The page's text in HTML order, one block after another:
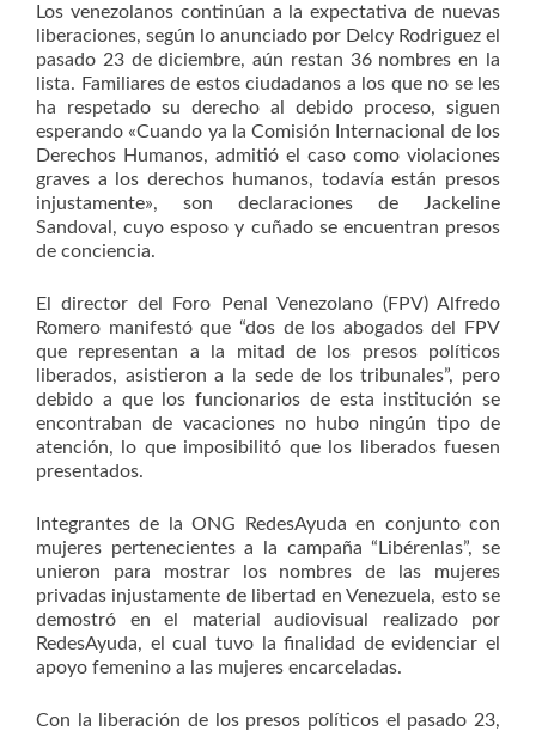
Los venezolanos continúan a la expectativa de nuevas
liberaciones, según lo anunciado por Delcy Rodriguez el
pasado 23 de diciembre, aún restan 36 nombres en la
lista. Familiares de estos ciudadanos a los que no se les
ha respetado su derecho al debido proceso, siguen
esperando «Cuando ya la Comisión Internacional de los
Derechos Humanos, admitió el caso como violaciones
graves a los derechos humanos, todavía están presos
injustamente», son declaraciones de Jackeline
Sandoval, cuyo esposo y cuñado se encuentran presos
de conciencia.
El director del Foro Penal Venezolano (FPV) Alfredo
Romero manifestó que “dos de los abogados del FPV
que representan a la mitad de los presos políticos
liberados, asistieron a la sede de los tribunales”, pero
debido a que los funcionarios de esta institución se
encontraban de vacaciones no hubo ningún tipo de
atención, lo que imposibilitó que los liberados fuesen
presentados.
Integrantes de la ONG RedesAyuda en conjunto con
mujeres pertenecientes a la campaña “Libérenlas”, se
unieron para mostrar los nombres de las mujeres
privadas injustamente de libertad en Venezuela, esto se
demostró en el material audiovisual realizado por
RedesAyuda, el cual tuvo la finalidad de evidenciar el
apoyo femenino a las mujeres encarceladas.
Con la liberación de los presos políticos el pasado 23,